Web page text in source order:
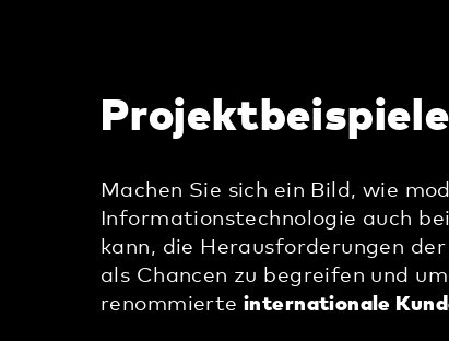
Projektbeispiele
Machen Sie sich ein Bild, wie
Informationstechnologie auch
kann, die Herausforderungen
als Chancen zu begreifen und
renommierteinternationale